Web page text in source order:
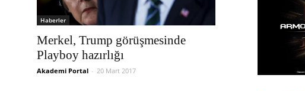
Haberler
Merkel, Trump görüşmesinde
Playboy hazırlığı
Akademi Portal - 20 Mart 2017